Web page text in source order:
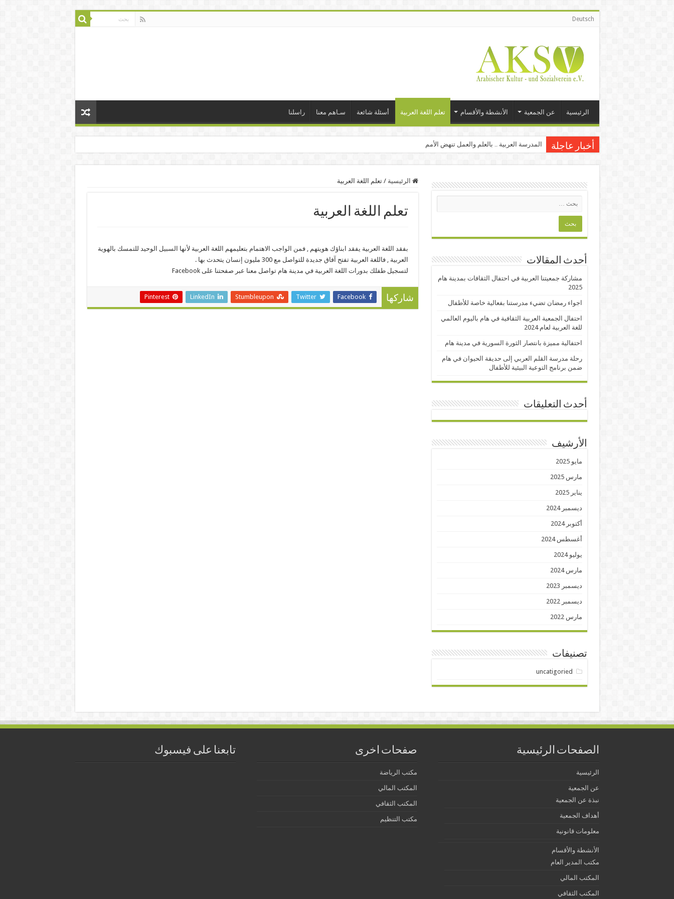
Deutsch
الرئيسية عن الجمعية الأنشطة والأقسام تعلم اللغة العربية أسئلة شائعة سـاهم معنا راسلنا
أخبار عاجلة المدرسة العربية .. بالعلم والعمل تنهض الأمم
الرئيسية / تعلم اللغة العربية
تعلم اللغة العربية
بفقد اللغة العربية يفقد ابناؤك هويتهم , فمن الواجب الاهتمام بتعليمهم اللغة العربية لأنها السبيل الوحيد للتمسك بالهوية
العربية , فاللغة العربية تفتح آفاق جديدة للتواصل مع 300 مليون إنسان يتحدث بها .
لتسجيل طفلك بدورات اللغة العربية في مدينة هام تواصل معنا عبر صفحتنا على Facebook
شاركها Facebook
Twitter
Stumbleupon
LinkedIn
Pinterest
أحدث المقالات
مشاركة جمعيتنا العربية في احتفال الثقافات بمدينة هام
2025
اجواء رمضان تضيء مدرستنا بفعالية خاصة للأطفال
احتفال الجمعية العربية الثقافية في هام باليوم العالمي
للغة العربية لعام 2024
احتفالية مميزة بانتصار الثورة السورية في مدينة هام
رحلة مدرسة القلم العربي إلى حديقة الحيوان في هام
ضمن برنامج التوعية البيئية للأطفال
أحدث التعليقات
الأرشيف
مايو 2025
مارس 2025
يناير 2025
ديسمبر 2024
أكتوبر 2024
أغسطس 2024
يوليو 2024
مارس 2024
ديسمبر 2023
ديسمبر 2022
مارس 2022
تصنيفات
uncatigoried
الصفحات الرئيسية
الرئيسية
عن الجمعية
نبذة عن الجمعية
أهداف الجمعية
معلومات قانونية
الأنشطة والأقسام
مكتب المدير العام
المكتب المالي
المكتب الثقافي
صفحات اخرى
مكتب الرياضة
المكتب المالي
المكتب الثقافي
مكتب التنظيم
تابعنا على فيسبوك